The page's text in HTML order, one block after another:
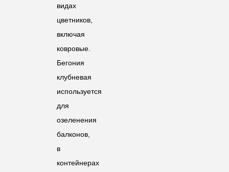
видах
цветников,
включая
ковровые.
Бегония
клубневая
используется
для
озеленения
балконов,
в
контейнерах